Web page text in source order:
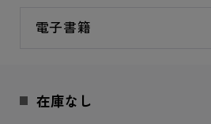
電子書籍
在庫なし